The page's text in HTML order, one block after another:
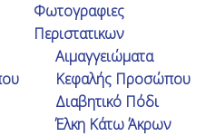
Φωτογραφιες
Περιστατικων
Αιμαγγειώματα
Κεφαλής Προσώπου
Διαβητικό Πόδι
Έλκη Κάτω Άκρων
χρόνια με το
και με
την επέμβαση με
ότι έχω